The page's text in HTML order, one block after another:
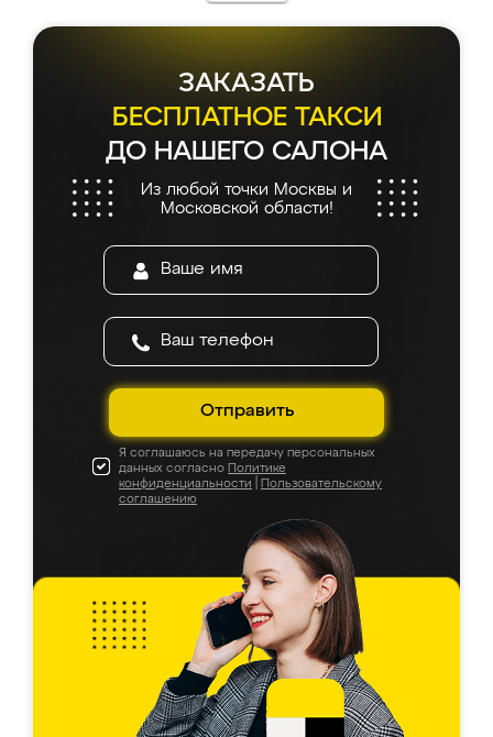
ЗАКАЗАТЬ
БЕСПЛАТНОЕ ТАКСИ
ДО НАШЕГО САЛОНА
Из любой точки Москвы и
Московской области!
Отправить
Я соглашаюсь на передачу персональных
данных согласно Политике
конфиденциальности
Пользовательскому
соглашению